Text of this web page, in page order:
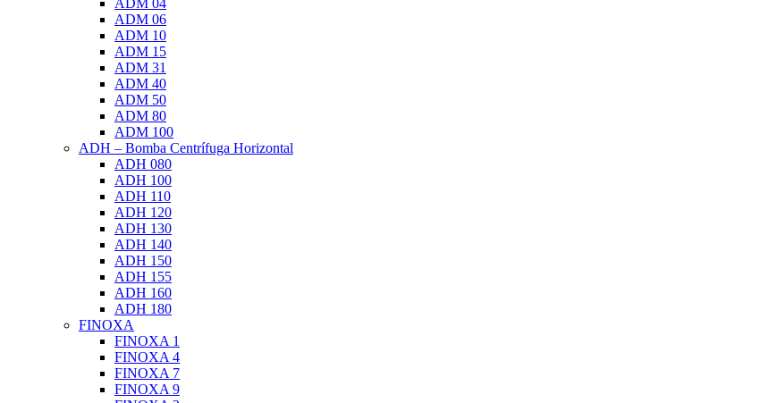
ADM 04
ADM 06
ADM 10
ADM 15
ADM 31
ADM 40
ADM 50
ADM 80
ADM 100
ADH – Bomba Centrífuga Horizontal
ADH 080
ADH 100
ADH 110
ADH 120
ADH 130
ADH 140
ADH 150
ADH 155
ADH 160
ADH 180
FINOXA
FINOXA 1
FINOXA 4
FINOXA 7
FINOXA 9